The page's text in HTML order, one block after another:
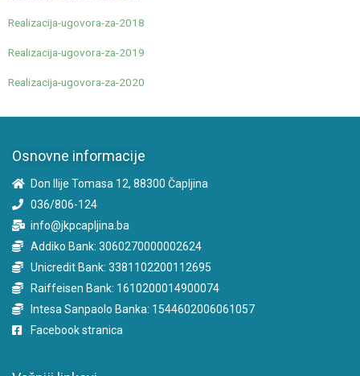
Realizacija-ugovora-za-2018
Realizacija-ugovora-za-2019
Realizacija-ugovora-za-2020
Osnovne informacije
Don Ilije Tomasa 12, 88300 Čapljina
036/806-124
info@jkpcapljina.ba
Addiko Bank: 3060270000002624
Unicredit Bank: 3381102200112695
Raiffeisen Bank: 1610200014900074
Intesa Sanpaolo Banka: 1544602006061057
Facebook stranica